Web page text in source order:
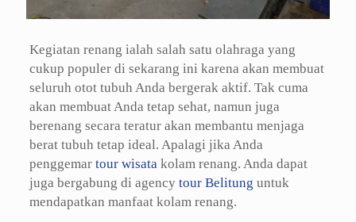
Kegiatan renang ialah salah satu olahraga yang
cukup populer di sekarang ini karena akan membuat
seluruh otot tubuh Anda bergerak aktif. Tak cuma
akan membuat Anda tetap sehat, namun juga
berenang secara teratur akan membantu menjaga
berat tubuh tetap ideal. Apalagi jika Anda
penggemar tour wisatakolam renang. Anda dapat
juga bergabung di agency tour Belitung untuk
mendapatkan manfaat kolam renang.